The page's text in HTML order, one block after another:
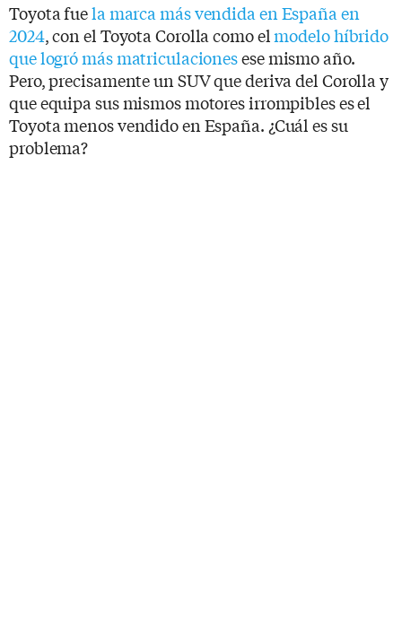
Toyota fuela marca más vendida en España en
2024, con el Toyota Corolla como elmodelo híbrido
que logró más matriculacionesese mismo año.
Pero, precisamente un SUV que deriva del Corolla y
que equipa sus mismos motores irrompibles es el
Toyota menos vendido en España. ¿Cuál es su
problema?